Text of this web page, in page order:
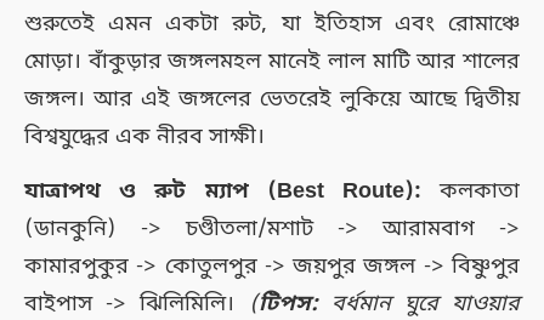
শুরুতেই এমন একটা রুট, যা ইতিহাস এবং রোমাঞ্চে
মোড়া। বাঁকুড়ার জঙ্গলমহল মানেই লাল মাটি আর শালের
জঙ্গল। আর এই জঙ্গলের ভেতরেই লুকিয়ে আছে দ্বিতীয়
বিশ্বযুদ্ধের এক নীরব সাক্ষী।
যাত্রাপথ ও রুট ম্যাপ (Best Route): কলকাতা
(ডানকুনি) -> চণ্ডীতলা/মশাট -> আরামবাগ ->
কামারপুকুর -> কোতুলপুর -> জয়পুর জঙ্গল -> বিষ্ণুপুর
বাইপাস -> ঝিলিমিলি।
(টিপস:বর্ধমান ঘুরে যাওয়ার